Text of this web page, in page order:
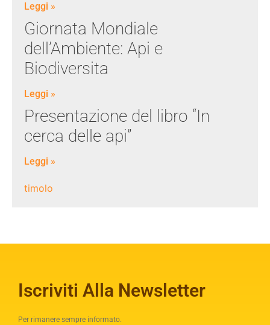
Leggi »
Giornata Mondiale
dell’Ambiente: Api e
Biodiversita
Leggi »
Presentazione del libro “In
cerca delle api”
Leggi »
timolo
Iscriviti Alla Newsletter
Per rimanere sempre informato.